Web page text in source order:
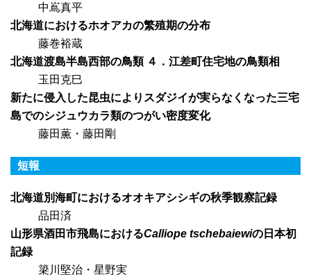
中嶌真平
北海道におけるホオアカの繁殖期の分布
藤巻裕蔵
北海道渡島半島西部の鳥類 ４．江差町住宅地の鳥類相
玉田克巳
新たに侵入した昆虫によりスダジイが実らなくなった三宅
島でのシジュウカラ類のつがい密度変化
藤田薫・藤田剛
短報
北海道別海町におけるオオキアシシギの秋季観察記録
品田済
山形県酒田市飛島におけるCalliope tschebaiewiの日本初
記録
簗川堅治・星野実